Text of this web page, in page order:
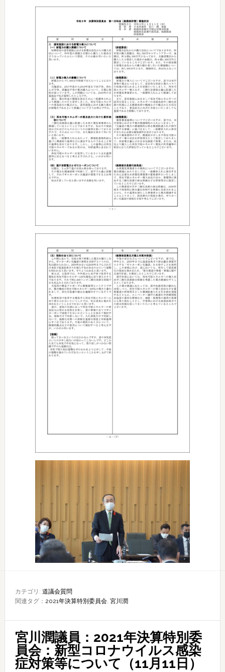
カテゴリ: 道議会質問
関連タグ： 2021年決算特別委員会, 宮川潤
宮川潤議員：2021年決算特別委
員会：新型コロナウイルス感染
症対策等について（11月11日）